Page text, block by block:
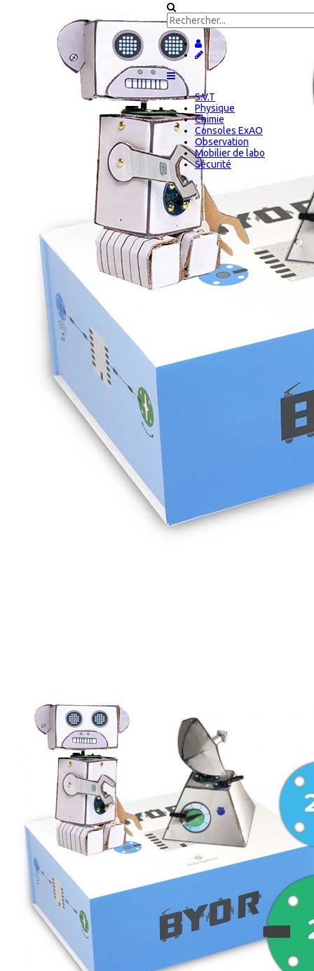
S.V.T
Physique
Chimie
Consoles ExAO
Observation
Mobilier de labo
Sécurité